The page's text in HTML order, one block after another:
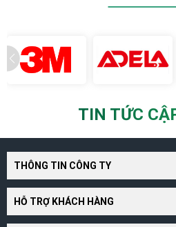
TIN TỨC
THÔNG TIN CÔNG TY
HỖ TRỢ KHÁCH HÀNG